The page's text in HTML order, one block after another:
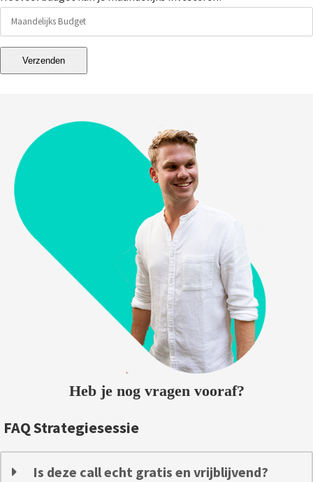
Verzenden
Heb je nog vragen vooraf?
FAQ Strategiesessie
Is deze call echt gratis en vrijblijvend?